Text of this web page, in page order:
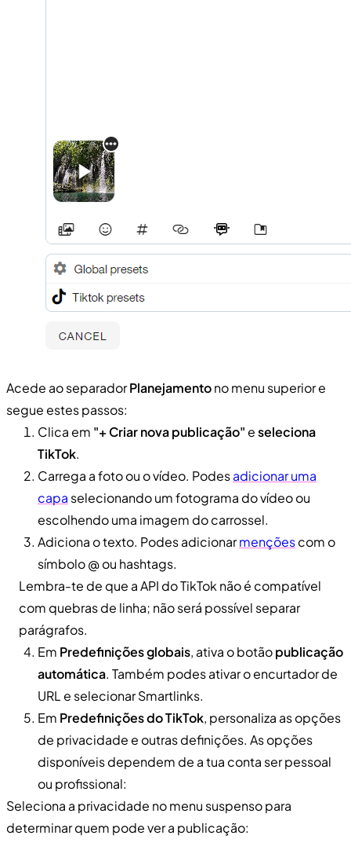
Acede ao separadorPlanejamentono menu superior e
segue estes passos:
Clica em "+ Criar nova publicação"eseleciona
TikTok.
Carrega a foto ou o vídeo. Podesadicionar uma
capa selecionando um fotograma do vídeo ou
escolhendo uma imagem do carrossel.
Adiciona o texto. Podes adicionarmençõescom o
símbolo @ ou hashtags.
Lembra-te de que a API do TikTok não é compatível
com quebras de linha; não será possível separar
parágrafos.
Em Predefinições globais, ativa o botãopublicação
automática. Também podes ativar o encurtador de
URL e selecionar Smartlinks.
Em Predefinições do TikTok, personaliza as opções
de privacidade e outras definições. As opções
disponíveis dependem de a tua conta ser pessoal
ou profissional:
Seleciona a privacidade no menu suspenso para
determinar quem pode ver a publicação: